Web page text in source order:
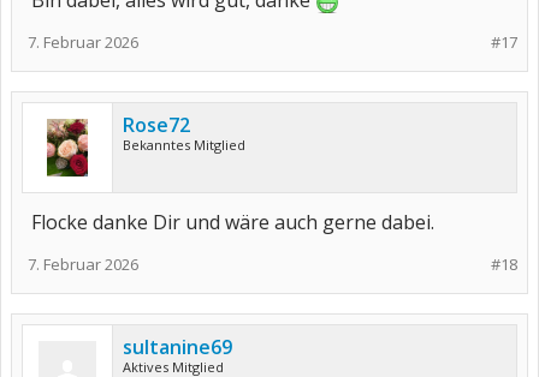
#17
7. Februar 2026
Rose72
Bekanntes Mitglied
Flocke danke Dir und wäre auch gerne dabei.
#18
7. Februar 2026
sultanine69
Aktives Mitglied